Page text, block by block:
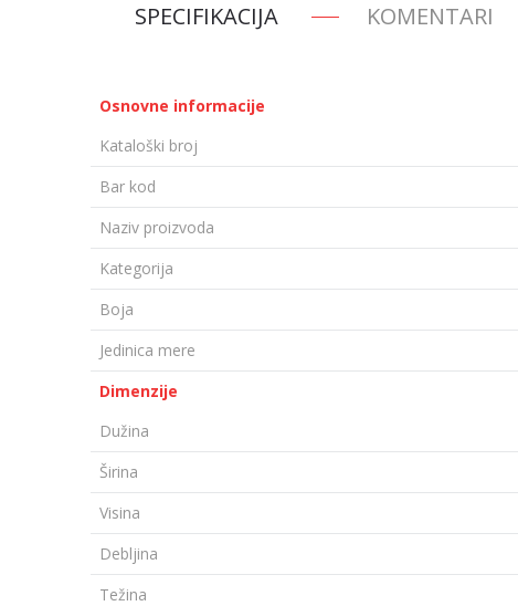
SPECIFIKACIJA KOMENTARI
Osnovne informacije
Kataloški broj
Bar kod
Naziv proizvoda
Kategorija
Boja
Jedinica mere
Dimenzije
Dužina
Širina
Visina
Debljina
Težina